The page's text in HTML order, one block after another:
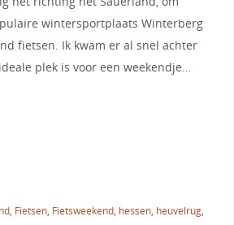
wintersportplaats Winterberg
fietsen. Ik kwam er al snel achter
plek is voor een weekendje…
, Fietsen, Fietsweekend, hessen, heuvelrug,